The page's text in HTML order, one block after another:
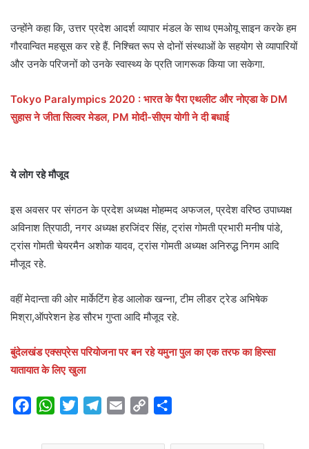
उन्होंने कहा कि, उत्तर प्रदेश आदर्श व्यापार मंडल के साथ एमओयू साइन करके हम
गौरवान्वित महसूस कर रहे हैं. निश्चित रूप से दोनों संस्थाओं के सहयोग से व्यापारियों
और उनके परिजनों को उनके स्वास्थ्य के प्रति जागरूक किया जा सकेगा.
Tokyo Paralympics 2020 : भारत के पैरा एथलीट और नोएडा के DM
सुहास ने जीता सिल्वर मेडल, PM मोदी-सीएम योगी ने दी बधाई
ये लोग रहे मौजूद
इस अवसर पर संगठन के प्रदेश अध्यक्ष मोहम्मद अफजल, प्रदेश वरिष्ठ उपाध्यक्ष
अविनाश त्रिपाठी, नगर अध्यक्ष हरजिंदर सिंह, ट्रांस गोमती प्रभारी मनीष पांडे,
ट्रांस गोमती चेयरमैन अशोक यादव, ट्रांस गोमती अध्यक्ष अनिरुद्ध निगम आदि
मौजूद रहे.
वहीं मेदान्ता की ओर मार्केटिंग हेड आलोक खन्ना, टीम लीडर ट्रेड अभिषेक
मिश्रा,ऑपरेशन हेड सौरभ गुप्ता आदि मौजूद रहे.
बुंदेलखंड एक्सप्रेस परियोजना पर बन रहे यमुना पुल का एक तरफ का हिस्सा
यातायात के लिए खुला
W
a
i
l
a
p
a